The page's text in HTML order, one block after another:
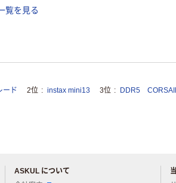
覧を見る
ード 2位 instax mini13 3位 DDR5
ASKUL について